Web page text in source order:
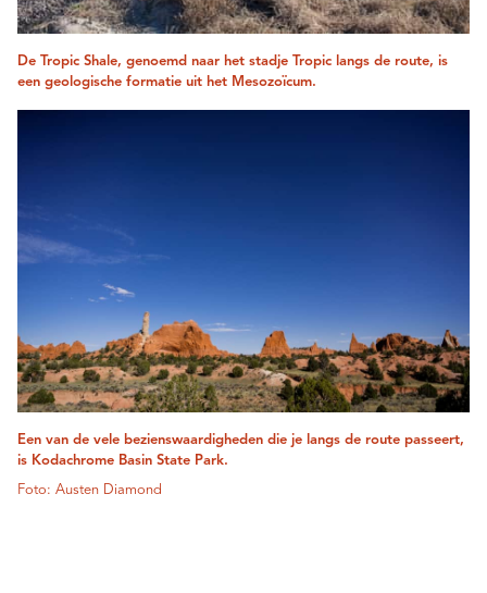
De Tropic Shale, genoemd naar het stadje Tropic langs de route, is
een geologische formatie uit het Mesozoïcum.
Een van de vele bezienswaardigheden die je langs de route passeert,
is Kodachrome Basin State Park.
Foto: Austen Diamond